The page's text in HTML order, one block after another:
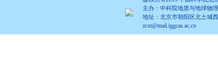
主办：中科院地质与地球物
地址：北京市朝阳区北土城西
zcxt@mail.iggcas.ac.cn